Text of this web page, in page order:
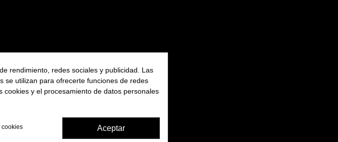
Especiales S.L.
rendimiento, redes sociales y publicidad. Las
se utilizan para ofrecerte funciones de redes
y el procesamiento de datos personales
Aceptar
cookies